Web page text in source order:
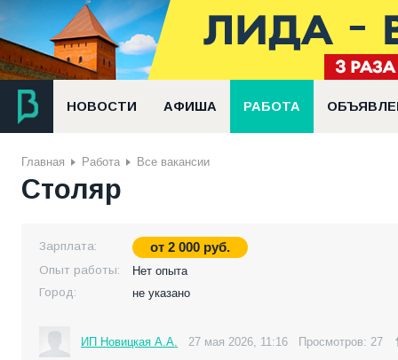
НОВОСТИ АФИША РАБОТА
Главная Работа Все вакансии
Столяр
Зарплата: от 2 000руб.
Опыт работы:
Нет опыта
Город:
не указано
ИП Новицкая А.А. 27 мая 2026, 11:16 Просмотров: 27